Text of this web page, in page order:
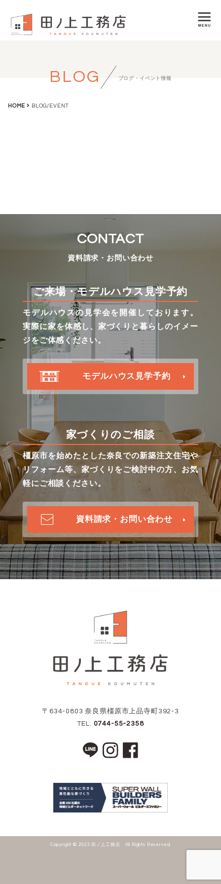
BLOG ブログ・イベント情報
HOME BLOG/EVENT
CONTACT
資料請求・お問い合わせ
ご来場・モデルハウス見学予約
モデルハウスの見学会を開催しております。
実際に家を体感し、家づくりと暮らしのイメー
ジをご体感ください。
モデルハウス見学予約
家づくりのご相談
橿原市を始めたとした奈良での新築注文住宅や
リフォーム等、家づくりをご検討中の方、お気
軽にご相談ください。
資料請求・お問い合わせ
〒634-0803 奈良県橿原市上品寺町392-3
TEL. 0744-55-2358
Copyright © 2023 田ノ上工務店 All Rights Reserved.